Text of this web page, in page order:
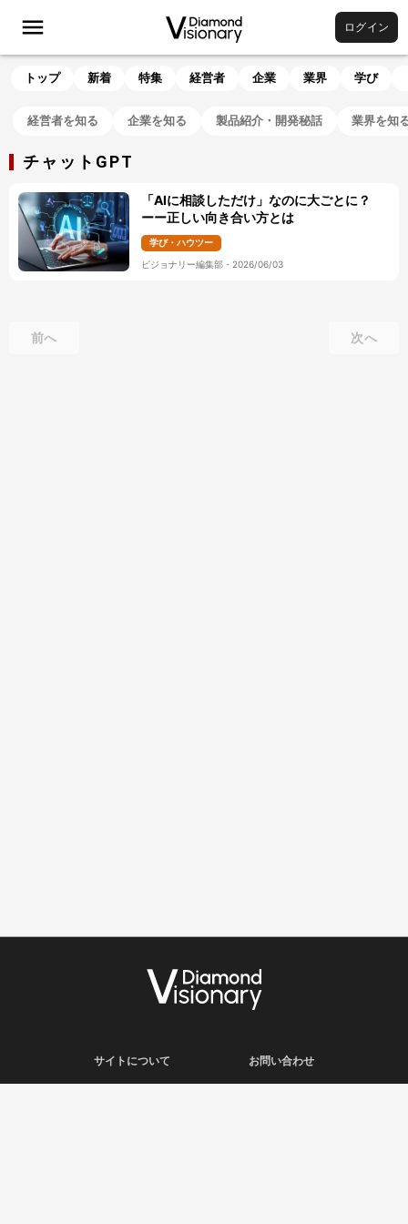
ログイン
トップ 新着 特集 経営者 企業 業界 学び
経営者を知る 企業を知る 製品紹介・開発秘話 業界を知
チャットGPT
「AIに相談しただけ」なのに大ごとに？
ーー正しい向き合い方とは
学び・ハウツー
ビジョナリー編集部・ 2026/06/03
前へ 次へ
サイトについて お問い合わせ